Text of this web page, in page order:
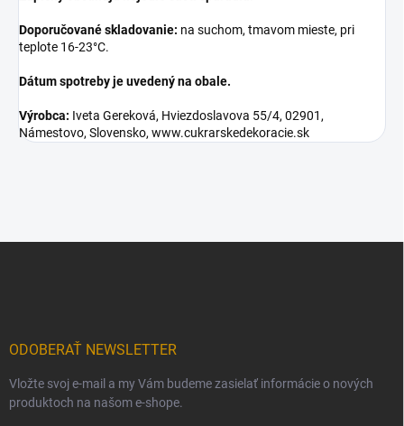
Doporučované skladovanie: na suchom, tmavom mieste, pri
teplote 16-23°C.
Dátum spotreby je uvedený na obale.
Výrobca: Iveta Gereková, Hviezdoslavova 55/4, 02901,
Námestovo, Slovensko, www.cukrarskedekoracie.sk
ODOBERAŤ NEWSLETTER
Vložte svoj e-mail a my Vám budeme zasielať informácie o nových
produktoch na našom e-shope.